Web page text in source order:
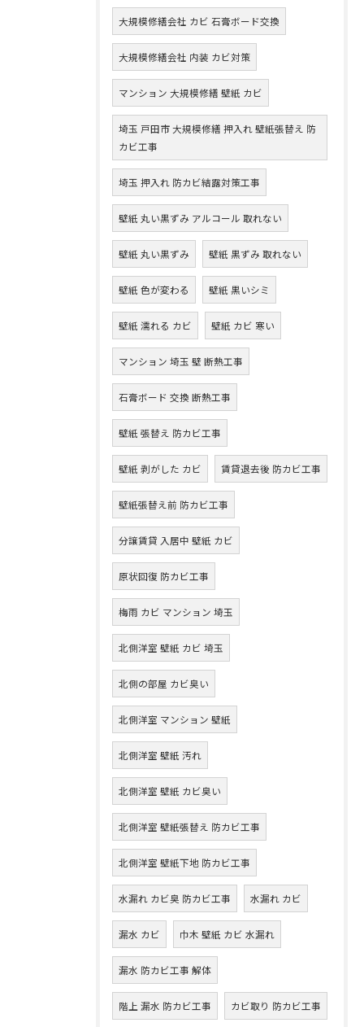
大規模修繕会社 カビ 石膏ボード交換
大規模修繕会社 内装 カビ対策
マンション 大規模修繕 壁紙 カビ
埼玉 戸田市 大規模修繕 押入れ 壁紙張替え 防
カビ工事
埼玉 押入れ 防カビ結露対策工事
壁紙 丸い黒ずみ アルコール 取れない
壁紙 丸い黒ずみ 壁紙 黒ずみ 取れない
壁紙 色が変わる 壁紙 黒いシミ
壁紙 濡れる カビ 壁紙 カビ 寒い
マンション 埼玉 壁 断熱工事
石膏ボード 交換 断熱工事
壁紙 張替え 防カビ工事
壁紙 剥がした カビ 賃貸退去後 防カビ工事
壁紙張替え前 防カビ工事
分譲賃貸 入居中 壁紙 カビ
原状回復 防カビ工事
梅雨 カビ マンション 埼玉
北側洋室 壁紙 カビ 埼玉
北側の部屋 カビ臭い
北側洋室 マンション 壁紙
北側洋室 壁紙 汚れ
北側洋室 壁紙 カビ臭い
北側洋室 壁紙張替え 防カビ工事
北側洋室 壁紙下地 防カビ工事
水漏れ カビ臭 防カビ工事 水漏れ カビ
漏水 カビ 巾木 壁紙 カビ 水漏れ
漏水 防カビ工事 解体
階上 漏水 防カビ工事 カビ取り 防カビ工事